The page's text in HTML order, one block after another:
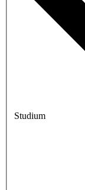
Studium